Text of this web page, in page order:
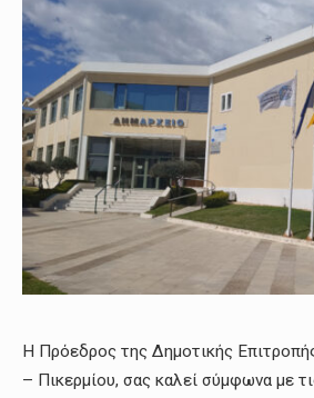
Η Πρόεδρος της Δημοτικής
– Πικερμίου, σας καλεί σύμφωνα με